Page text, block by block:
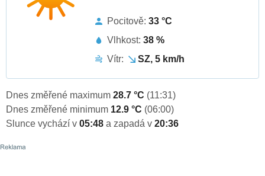
Pocitově: 33 °C
Vlhkost: 38 %
Vítr:
SZ, 5 km/h
Dnes změřené maximum 28.7 °C (11:31)
Dnes změřené minimum 12.9 °C (06:00)
Slunce vychází v 05:48 a zapadá v 20:36